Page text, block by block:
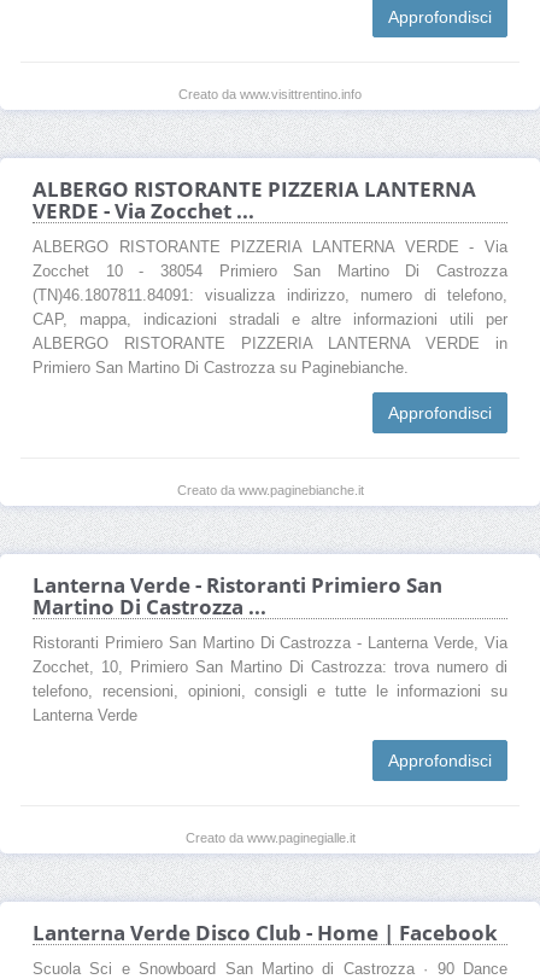
Approfondisci
Creato da www.visittrentino.info
ALBERGO RISTORANTE PIZZERIA LANTERNA
VERDE - Via Zocchet ...
ALBERGO RISTORANTE PIZZERIA LANTERNA VERDE - Via
Zocchet 10 - 38054 Primiero San Martino Di Castrozza
(TN)46.1807811.84091: visualizza indirizzo, numero di telefono,
CAP, mappa, indicazioni stradali e altre informazioni utili per
ALBERGO RISTORANTE PIZZERIA LANTERNA VERDE in
Primiero San Martino Di Castrozza su Paginebianche.
Approfondisci
Creato da www.paginebianche.it
Lanterna Verde - Ristoranti Primiero San
Martino Di Castrozza ...
Ristoranti Primiero San Martino Di Castrozza - Lanterna Verde, Via
Zocchet, 10, Primiero San Martino Di Castrozza: trova numero di
telefono, recensioni, opinioni, consigli e tutte le informazioni su
Lanterna Verde
Approfondisci
Creato da www.paginegialle.it
Lanterna Verde Disco Club - Home | Facebook
Scuola Sci e Snowboard San Martino di Castrozza · 90 Dance